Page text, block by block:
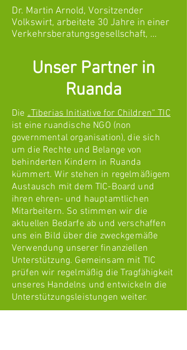
Privatpersonen aus dem Raum
München und Traunstein. Der Name
setzt sich aus der ruandischen
"Hallo, wie geht's?" bedeutet, und der
einheimischen Schreibweise von
Ruanda zusammen. Aber schon seit
2010 arbeiten wir mit den Menschen
in Ruanda zusammen. Unsere
Zielgruppen sind Kinder mit
Behinderung und Mädchen ohne
Schulabschluss. Beides sind
Randgruppen im ruandischen
Gemeinwesen. Wir helfen nach dem
Prinzip der Selbstermächtigung. Dabei
geht es vor allem um nachhaltige
Entwicklungshilfe und Unterstützung
zur Selbsthilfe.
Dr. Martin Arnold, Vorsitzender
Volkswirt, arbeitete 30 Jahre in einer
Verkehrsberatungsgesellschaft,
Dr. Hans Zierer, Schatzmeister
Informatiker, arbeitete 30 Jahre in der
IT-Beratung, zuletzt als
Esther Zierer, Schriftführerin
Literaturwissenschaftlerin, arbeitet im
Bereich Öffentlichkeitsarbeit
Unser Partner in
Ruanda
Die„Tiberias Initiative for Children“ TIC
ist eine ruandische NGO (non
governmental organisation), die sich
um die Rechte und Belange von
behinderten Kindern in Ruanda
kümmert. Wir stehen in regelmäßigem
Austausch mit dem TIC-Board und
ihren ehren- und hauptamtlichen
Mitarbeitern. So stimmen wir die
aktuellen Bedarfe ab und verschaffen
uns ein Bild über die zweckgemäße
Verwendung unserer finanziellen
Unterstützung. Gemeinsam mit TIC
prüfen wir regelmäßig die Tragfähigkeit
unseres Handelns und entwickeln die
Unterstützungsleistungen weiter.